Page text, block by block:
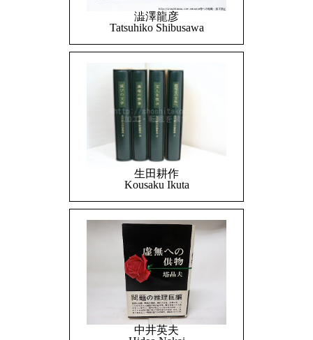
澁澤龍彦
Tatsuhiko Shibusawa
生田耕作
Kousaku Ikuta
中井英夫